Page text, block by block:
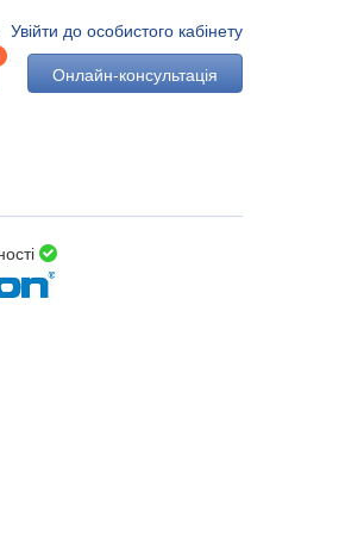
Увійти до особистого кабінету
Онлайн-консультація